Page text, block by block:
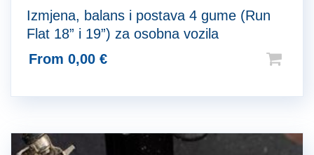
Izmjena, balans i postava 4 gume (Run
Flat 18” i 19”) za osobna vozila
From 0,00 €